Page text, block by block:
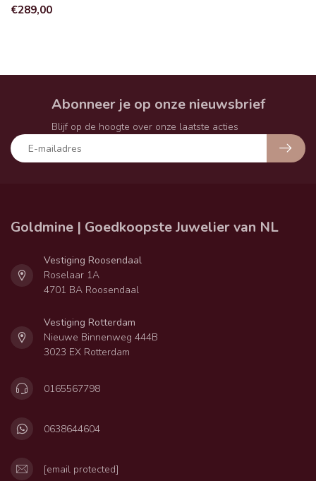
€289,00
Abonneer je op onze nieuwsbrief
Blijf op de hoogte over onze laatste acties
Goldmine | Goedkoopste Juwelier van NL
Vestiging Roosendaal
Roselaar 1A
4701 BA Roosendaal
Vestiging Rotterdam
Nieuwe Binnenweg 444B
3023 EX Rotterdam
0165567798
0638644604
[email protected]